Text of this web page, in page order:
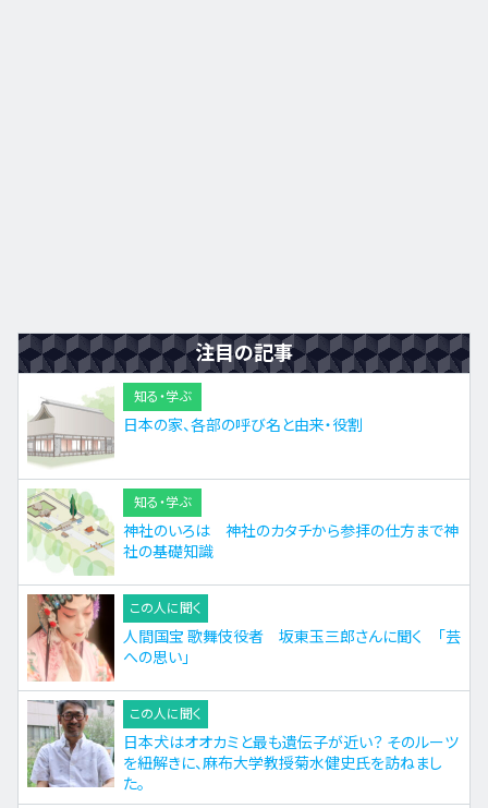
注目の記事
知る・学ぶ
日本の家、各部の呼び名と由来・役割
知る・学ぶ
神社のいろは 神社のカタチから参拝の仕方まで神
社の基礎知識
この人に聞く
人間国宝 歌舞伎役者 坂東玉三郎さんに聞く 「芸
への思い」
この人に聞く
日本犬はオオカミと最も遺伝子が近い？ そのルーツ
を紐解きに、麻布大学教授菊水健史氏を訪ねまし
た。